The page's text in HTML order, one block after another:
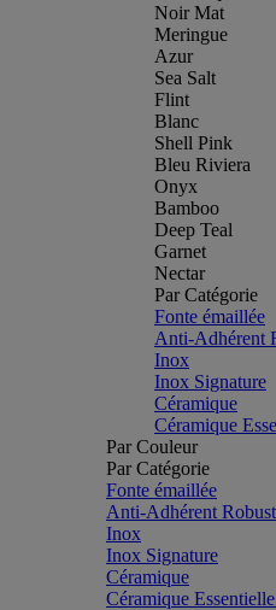
Noir Mat
Meringue
Azur
Sea Salt
Flint
Blanc
Shell Pink
Bleu Riviera
Onyx
Bamboo
Deep Teal
Garnet
Nectar
Par Catégorie
Fonte émaillée
Anti-Adhérent
Inox
Inox Signature
Céramique
Céramique
Par Couleur
Par Catégorie
Fonte émaillée
Anti-Adhérent
Inox
Inox Signature
Céramique
Céramique